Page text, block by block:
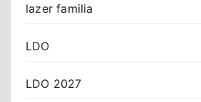
lazer familia
LDO
LDO 2027